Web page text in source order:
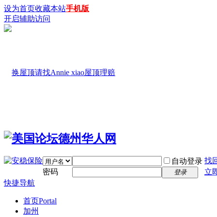
设为首页收藏本站手机版
开启辅助访问
自动登录 找
密码
登录
立
快捷导航
首页Portal
加州